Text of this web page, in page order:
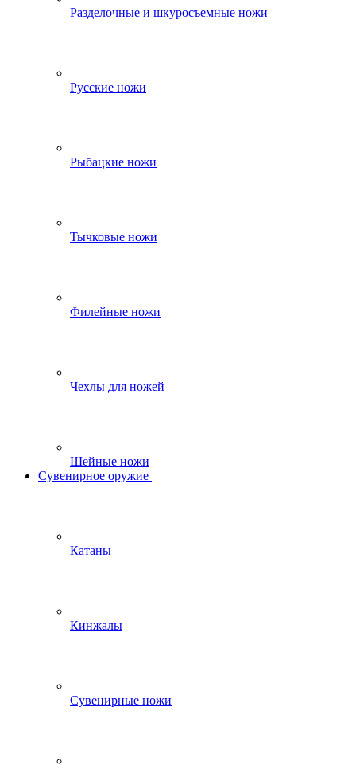
Разделочные и шкуросъемные ножи
Русские ножи
Рыбацкие ножи
Тычковые ножи
Филейные ножи
Чехлы для ножей
Шейные ножи
Сувенирное оружие
Катаны
Кинжалы
Сувенирные ножи